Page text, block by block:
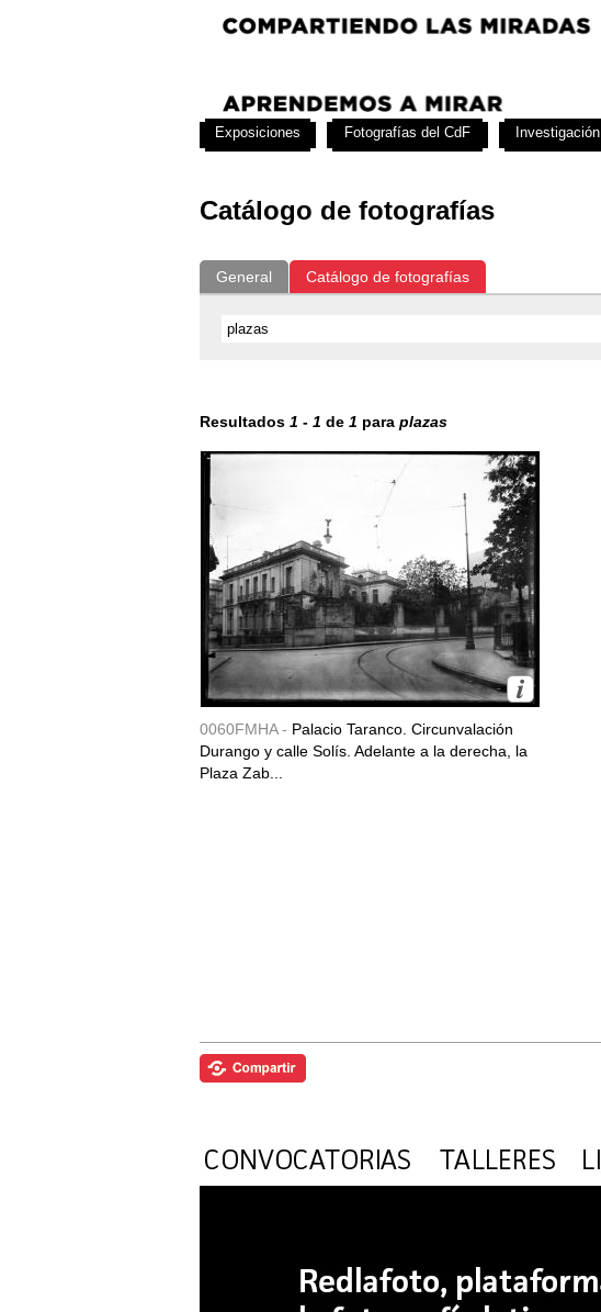
Catálogo de fotografías
General Catálogo de fotografías
Resultados 1 - 1 de 1 para plazas
0060FMHA - Palacio Taranco. Circunvalación
Durango y calle Solís. Adelante a la derecha, la
Plaza Zab...
Exposiciones Fotografías del CdF Investigación